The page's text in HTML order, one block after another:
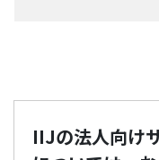
IIJの法人向け